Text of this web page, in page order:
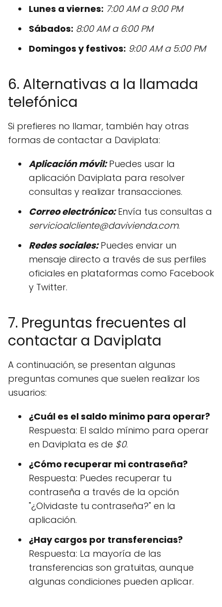
Lunes a viernes: 7:00 AM a 9:00 PM
Sábados: 8:00 AM a 6:00 PM
Domingos y festivos: 9:00 AM a 5:00 PM
6. Alternativas a la llamada
telefónica
Si prefieres no llamar, también hay otras
formas de contactar a Daviplata:
Aplicación móvil:Puedes usar la
aplicación Daviplata para resolver
consultas y realizar transacciones.
Correo electrónico:Envía tus consultas a
servicioalcliente@davivienda.com.
Redes sociales:Puedes enviar un
mensaje directo a través de sus perfiles
oficiales en plataformas como Facebook
y Twitter.
7. Preguntas frecuentes al
contactar a Daviplata
A continuación, se presentan algunas
preguntas comunes que suelen realizar los
usuarios:
¿Cuál es el saldo mínimo para operar?
Respuesta: El saldo mínimo para operar
en Daviplata es de $0.
¿Cómo recuperar mi contraseña?
Respuesta: Puedes recuperar tu
contraseña a través de la opción
"¿Olvidaste tu contraseña?" en la
aplicación.
¿Hay cargos por transferencias?
Respuesta: La mayoría de las
transferencias son gratuitas, aunque
algunas condiciones pueden aplicar.